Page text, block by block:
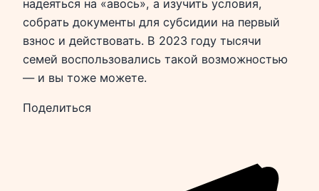
надеяться на «авось», а изучить условия,
собрать документы для субсидии на первый
взнос и действовать. В 2023 году тысячи
семей воспользовались такой возможностью
— и вы тоже можете.
Поделиться